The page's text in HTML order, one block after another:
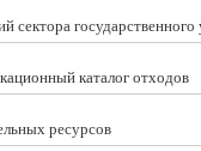
сектора государственного
каталог отходов
ресурсов